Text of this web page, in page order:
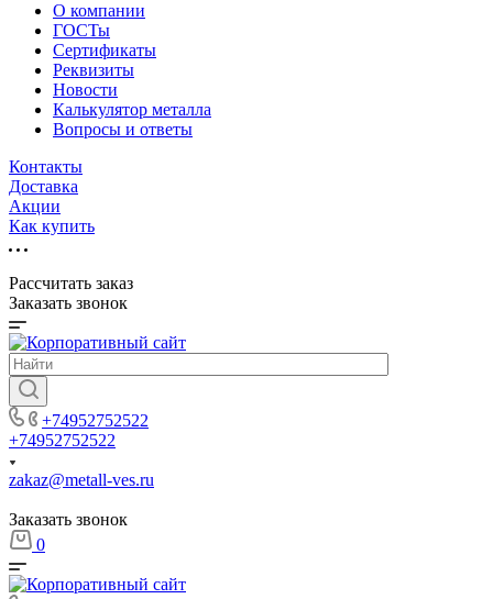
О компании
ГОСТы
Сертификаты
Реквизиты
Новости
Калькулятор металла
Вопросы и ответы
Контакты
Доставка
Акции
Как купить
Рассчитать заказ
Заказать звонок
+74952752522
+74952752522
zakaz@metall-ves.ru
Заказать звонок
0